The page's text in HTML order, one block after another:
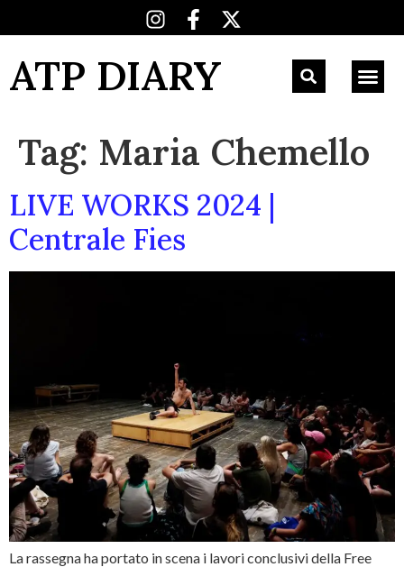
ATP DIARY
Tag: Maria Chemello
LIVE WORKS 2024 |
Centrale Fies
La rassegna ha portato in scena i lavori conclusivi della Free